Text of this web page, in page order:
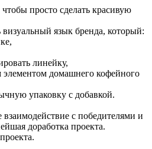
просто сделать красивую
визуальный язык бренда, который:
линейку,
элементом домашнего кофейного
упаковку с добавкой.
взаимодействие с победителями и
доработка проекта.